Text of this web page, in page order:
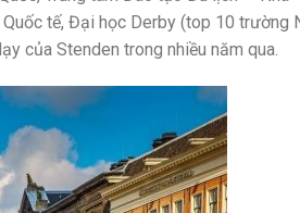
tế, Đại học Derby (top 10 trường
của Stenden trong nhiều năm qua.